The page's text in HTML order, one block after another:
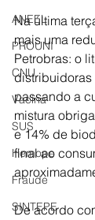
ANEEL
PROUNI
CNU
Vacina
SUS
Hemope
Fraude
SINTEPE
Na última
mais uma
Petrobras: o
distribuidoras
passando a
mistura
e 14% de
final ao
De acordo